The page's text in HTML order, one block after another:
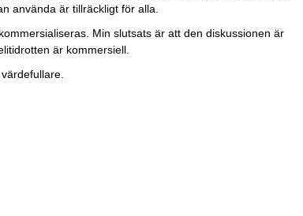
använda är tillräckligt för alla.
Min slutsats är att den diskussionen är
är kommersiell.